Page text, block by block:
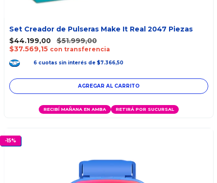
Set Creador de Pulseras Make It Real 2047 Piezas
$44.199,00
$51.999,00
$37.569,15 con transferencia
6 cuotas sin interés de $7.366,50
RECIBÍ MAÑANA EN AMBA RETIRÁ POR SUCURSAL
-15%